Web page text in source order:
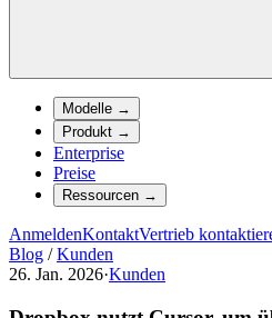
Modelle →
Produkt →
Enterprise
Preise
Ressourcen →
AnmeldenKontaktVertrieb
Blog / Kunden
26. Jan. 2026·Kunden